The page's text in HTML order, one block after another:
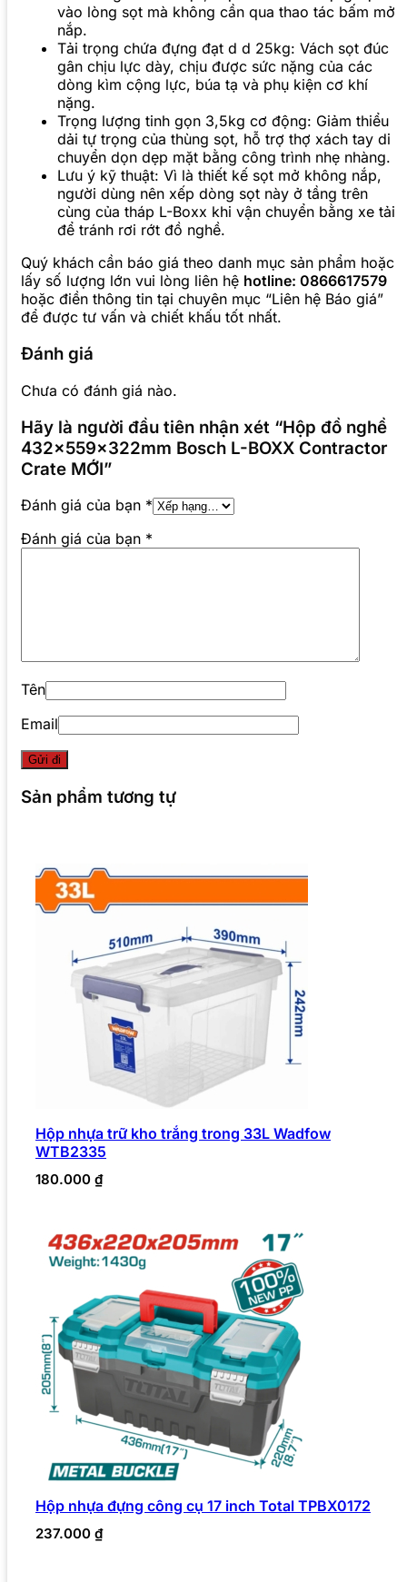
vào lòng sọt mà không cần qua thao tác bấm mở
nắp.
Tải trọng chứa đựng đạt d d 25kg: Vách sọt đúc
gân chịu lực dày, chịu được sức nặng của các
dòng kìm cộng lực, búa tạ và phụ kiện cơ khí
nặng.
Trọng lượng tinh gọn 3,5kg cơ động: Giảm thiểu
dải tự trọng của thùng sọt, hỗ trợ thợ xách tay di
chuyển dọn dẹp mặt bằng công trình nhẹ nhàng.
Lưu ý kỹ thuật: Vì là thiết kế sọt mở không nắp,
người dùng nên xếp dòng sọt này ở tầng trên
cùng của tháp L-Boxx khi vận chuyển bằng xe tải
để tránh rơi rớt đồ nghề.
Quý khách cần báo giá theo danh mục sản phẩm hoặc
lấy số lượng lớn vui lòng liên hệ hotline: 0866617579
hoặc điền thông tin tại chuyên mục “Liên hệ Báo giá”
để được tư vấn và chiết khấu tốt nhất.
Đánh giá
Chưa có đánh giá nào.
Hãy là người đầu tiên nhận xét “Hộp đồ nghề
432x559x322mm Bosch L-BOXX Contractor
Crate MỚI”
Đánh giá của bạn *
Đánh giá của bạn *
Tên
Email
Sản phẩm tương tự
Hộp nhựa trữ kho trắng trong 33L Wadfow
WTB2335
180.000 ₫
Hộp nhựa đựng công cụ 17 inch Total TPBX0172
237.000 ₫